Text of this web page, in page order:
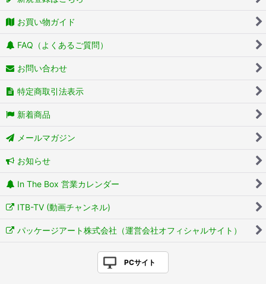
お買い物ガイド
FAQ（よくあるご質問）
お問い合わせ
特定商取引法表示
新着商品
メールマガジン
お知らせ
In The Box 営業カレンダー
ITB-TV (動画チャンネル)
パッケージアート株式会社（運営会社オフィシャルサイト）
PCサイト